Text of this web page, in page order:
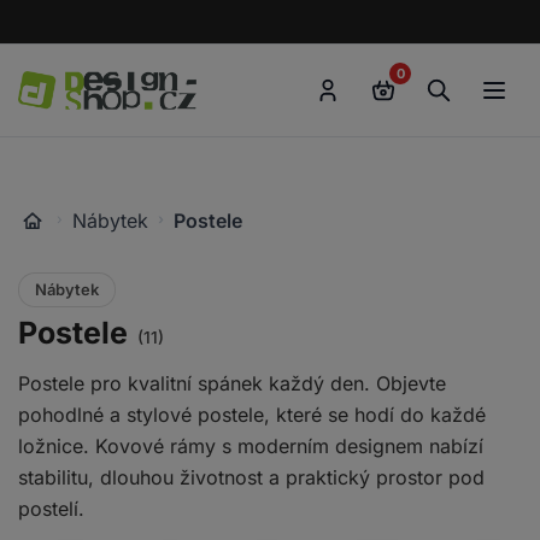
k
obsahu
Go
0
Nábytek Postele
Nábytek
Postele (11)
Postele pro kvalitní spánek každý den. Objevte
pohodlné a stylové postele, které se hodí do každé
ložnice. Kovové rámy s moderním designem nabízí
stabilitu, dlouhou životnost a praktický prostor pod
postelí.